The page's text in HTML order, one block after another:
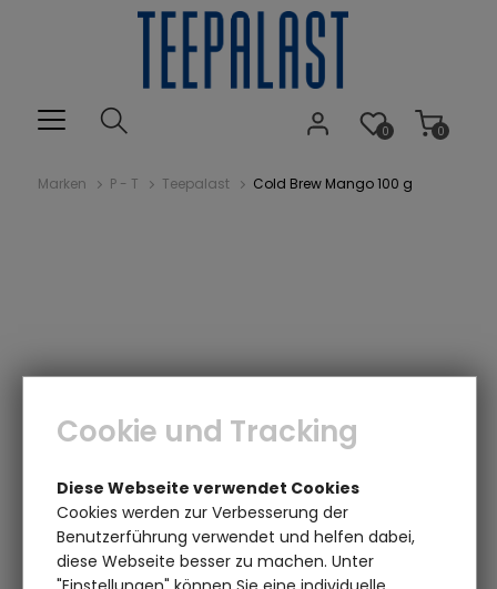
0
0
Marken P - T Teepalast Cold Brew Mango 100 g
Cookie und Tracking
Diese Webseite verwendet Cookies
Cookies werden zur Verbesserung der
Benutzerführung verwendet und helfen dabei,
diese Webseite besser zu machen. Unter